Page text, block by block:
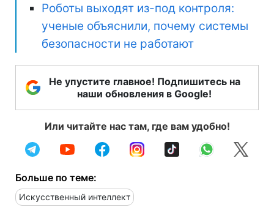
Роботы выходят из-под контроля:
ученые объяснили, почему системы
безопасности не работают
Не упустите главное! Подпишитесь на
наши обновления в Google!
Или читайте нас там, где вам удобно!
Больше по теме:
Искусственный интеллект